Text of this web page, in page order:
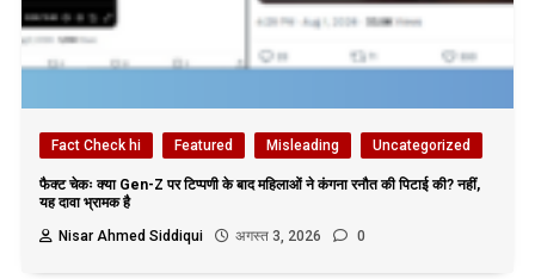
Fact Check hi Featured Misleading Uncategorized
फैक्ट चेकः क्या Gen-Z पर टिप्पणी के बाद महिलाओं ने कंगना रनौत की पिटाई की? नहीं,
यह दावा भ्रामक है
Nisar Ahmed Siddiqui
अगस्त 3, 2026 0